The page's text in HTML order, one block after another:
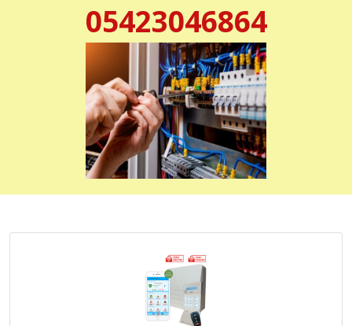
05423046864